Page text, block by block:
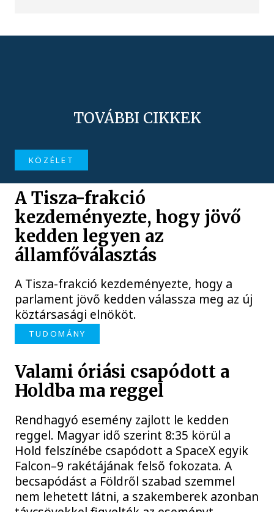
TOVÁBBI CIKKEK
KÖZÉLET
A Tisza-frakció
kezdeményezte, hogy jövő
kedden legyen az
államfőválasztás
A Tisza-frakció kezdeményezte, hogy a
parlament jövő kedden válassza meg az új
köztársasági elnököt.
TUDOMÁNY
Valami óriási csapódott a
Holdba ma reggel
Rendhagyó esemény zajlott le kedden
reggel. Magyar idő szerint 8:35 körül a
Hold felszínébe csapódott a SpaceX egyik
Falcon–9 rakétájának felső fokozata. A
becsapódást a Földről szabad szemmel
nem lehetett látni, a szakemberek azonban